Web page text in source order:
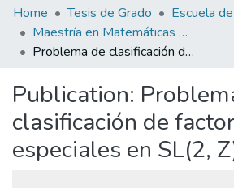
Communities & Collections
All of DSpace
Home Tesis de Grado
Maestría en Matemáticas Aplicadas (tesis)
Problema de clasificación de factorizaciones especiales en SL(2, Z)
Publication:
clasificación de
especiales en SL(2,